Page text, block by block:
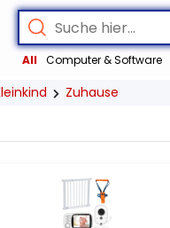
All Computer & Software
Zuhause